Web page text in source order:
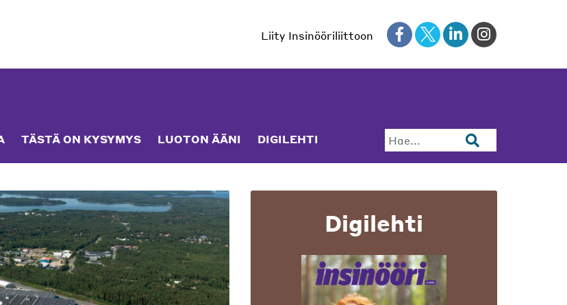
Liity Insinööriliittoon
TÄSTÄ ON KYSYMYS LUOTON ÄÄNI DIGILEHTI Hae...
Digilehti